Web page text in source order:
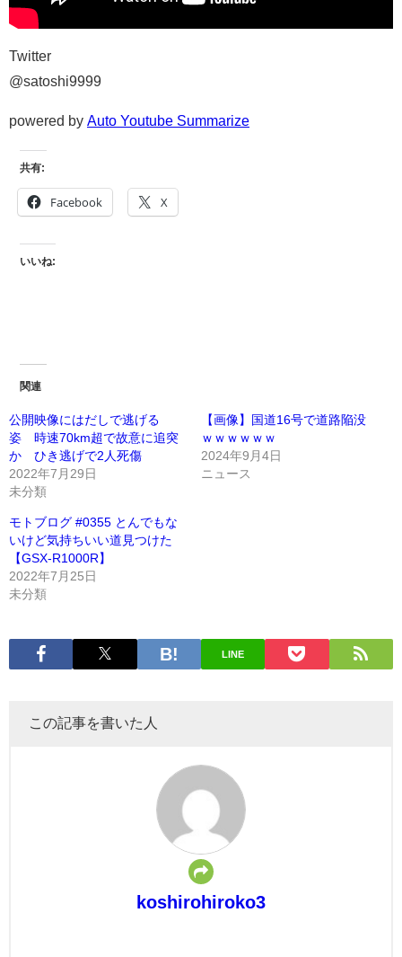
Twitter
@satoshi9999
powered by Auto Youtube Summarize
共有:
Facebook X
いいね:
関連
公開映像にはだしで逃げる
姿 時速70km超で故意に追突
か ひき逃げで2人死傷
2022年7月29日
未分類
【画像】国道16号で道路陥没
ｗｗｗｗｗｗ
2024年9月4日
ニュース
モトブログ #0355 とんでもな
いけど気持ちいい道見つけた
【GSX-R1000R】
2022年7月25日
未分類
LINE
この記事を書いた人
koshirohiroko3